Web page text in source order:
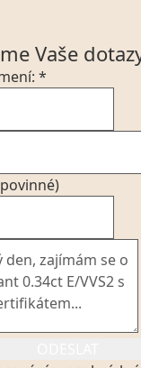
Vaše
*